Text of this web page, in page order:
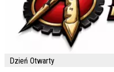
Dzień Otwarty